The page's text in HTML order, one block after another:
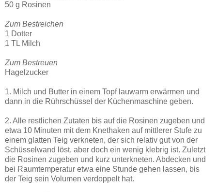
50 g Rosinen
Zum Bestreichen
1 Dotter
1 TL Milch
Zum Bestreuen
Hagelzucker
1. Milch und Butter in einem Topf lauwarm erwärmen und
dann in die Rührschüssel der Küchenmaschine geben.
2. Alle restlichen Zutaten bis auf die Rosinen zugeben und
etwa 10 Minuten mit dem Knethaken auf mittlerer Stufe zu
einem glatten Teig verkneten, der sich relativ gut von der
Schüsselwand löst, aber doch ein wenig klebrig ist. Zuletzt
die Rosinen zugeben und kurz unterkneten. Abdecken und
bei Raumtemperatur etwa eine Stunde gehen lassen, bis
der Teig sein Volumen verdoppelt hat.